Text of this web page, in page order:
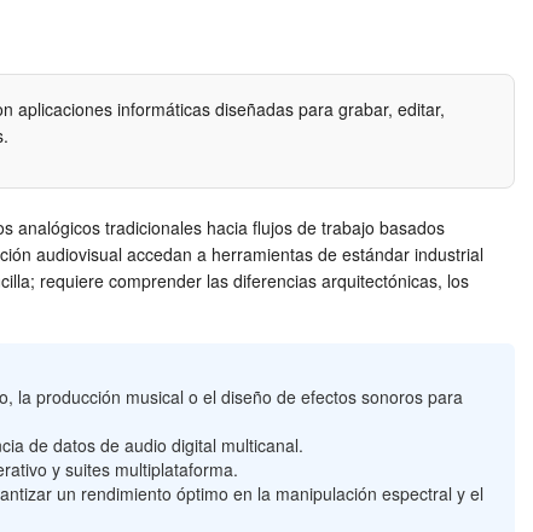
aplicaciones informáticas diseñadas para grabar, editar,
analógicos tradicionales hacia flujos de trabajo basados
audiovisual accedan a herramientas de estándar industrial
requiere comprender las diferencias arquitectónicas, los
la producción musical o el diseño de efectos sonoros para
de datos de audio digital multicanal.
y suites multiplataforma.
un rendimiento óptimo en la manipulación espectral y el